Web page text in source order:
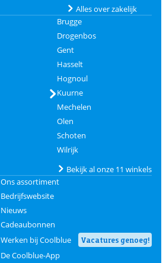
Alles over zakelijk
Brugge
Drogenbos
Gent
Hasselt
Hognoul
Kuurne
Mechelen
Olen
Schoten
Wilrijk
Bekijk al onze 11 winkels
Ons assortiment
Bedrijfswebsite
Nieuws
Cadeaubonnen
Werken bij Coolblue
Vacatures genoeg!
De Coolblue-App